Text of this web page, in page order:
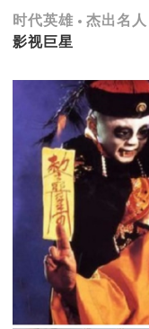
时代英雄 杰出名人
影视巨星